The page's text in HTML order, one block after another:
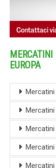
EUROPA
Mercatini
Mercatini